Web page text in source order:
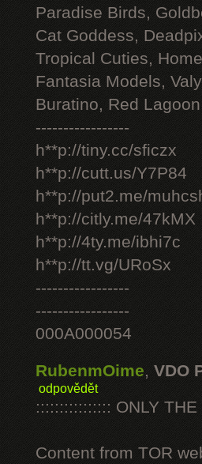
Paradise Birds,
Cat Goddess,
Tropical Cuties,
Fantasia Models,
Buratino, Red
-----------------
h**p://tiny.cc/sficzx
h**p://cutt.us/Y7P84
h**p://put2.me/
h**p://citly.me/47kMX
h**p://4ty.me/ibhi7c
h**p://tt.vg/URoSx
-----------------
-----------------
000A000054
RubenmOime, VDO
odpovědět
:::::::::::::::: ONLY
Content from TOR